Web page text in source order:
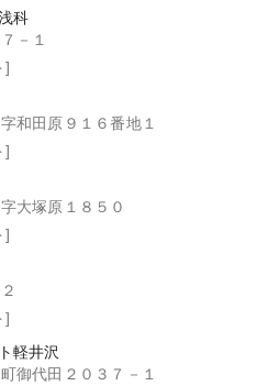
科
－１
]
和田原９１６番地１
]
大塚原１８５０
]
]
軽井沢
御代田２０３７－１